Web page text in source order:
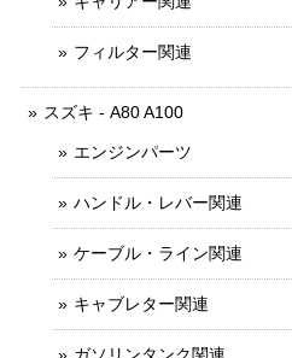
フィルター関連
スズキ - A80 A100
エンジンパーツ
ハンドル・レバー関連
ケーブル・ライン関連
キャブレター関連